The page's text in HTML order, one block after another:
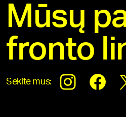
Mūsų
fronto
Sekite mus: